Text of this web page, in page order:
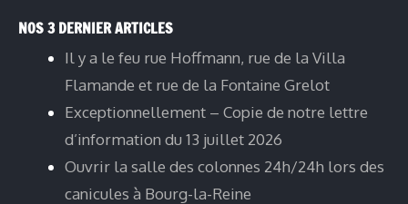
NOS 3 DERNIER ARTICLES
Il y a le feu rue Hoffmann, rue de la Villa
Flamande et rue de la Fontaine Grelot
Exceptionnellement – Copie de notre lettre
d’information du 13 juillet 2026
Ouvrir la salle des colonnes 24h/24h lors des
canicules à Bourg-la-Reine